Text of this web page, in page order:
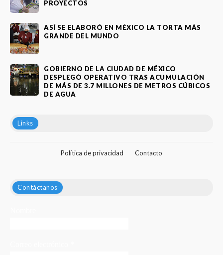
PROYECTOS
ASÍ SE ELABORÓ EN MÉXICO LA TORTA MÁS
GRANDE DEL MUNDO
GOBIERNO DE LA CIUDAD DE MÉXICO
DESPLEGÓ OPERATIVO TRAS ACUMULACIÓN
DE MÁS DE 3.7 MILLONES DE METROS CÚBICOS
DE AGUA
Links
Política de privacidad Contacto
Contáctanos